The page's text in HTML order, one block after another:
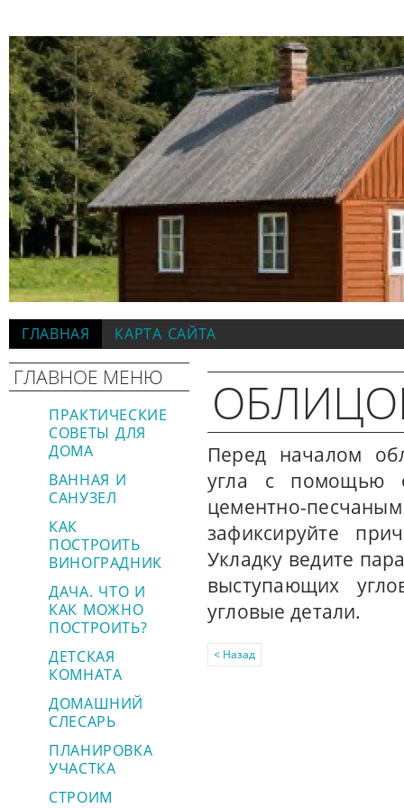
ГЛАВНАЯ КАРТА САЙТА
ГЛАВНОЕ МЕНЮ
ПРАКТИЧЕСКИЕ
СОВЕТЫ ДЛЯ
ДОМА
ВАННАЯ И
САНУЗЕЛ
КАК
ПОСТРОИТЬ
ВИНОГРАДНИК
ДАЧА. ЧТО И
КАК МОЖНО
ПОСТРОИТЬ?
ДЕТСКАЯ
КОМНАТА
ДОМАШНИЙ
СЛЕСАРЬ
ПЛАНИРОВКА
УЧАСТКА
СТРОИМ
Перед началом
угла с помощью
цементно-
зафиксируйте
Укладку ведите
выступающих
угловые детали.
< Назад